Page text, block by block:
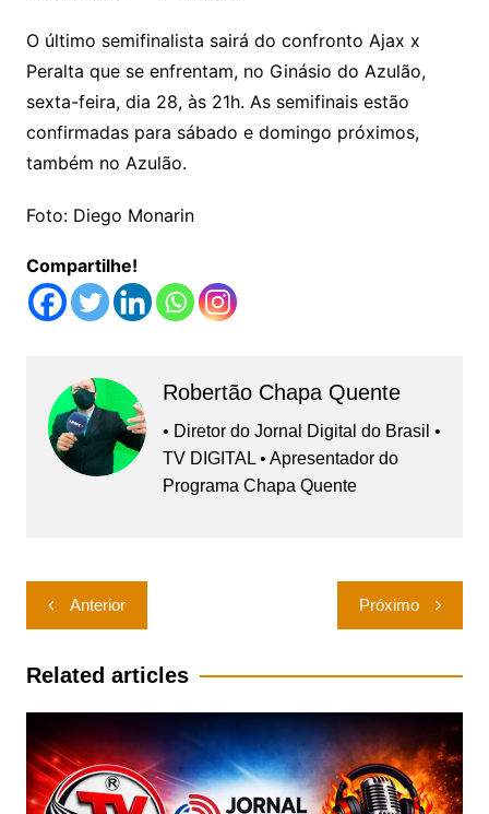
O último semifinalista sairá do confronto Ajax x
Peralta que se enfrentam, no Ginásio do Azulão,
sexta-feira, dia 28, às 21h. As semifinais estão
confirmadas para sábado e domingo próximos,
também no Azulão.
Foto: Diego Monarin
Compartilhe!
Robertão Chapa Quente
• Diretor do Jornal Digital do Brasil •
TV DIGITAL • Apresentador do
Programa Chapa Quente
Navegação
de
Post
Anterior Próximo
Related articles